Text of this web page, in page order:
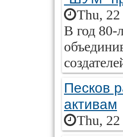
Thu, 22
В год 80-
Песков
активам
Thu, 22